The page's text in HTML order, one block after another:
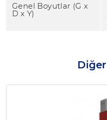
Genel Boyutlar (G x
D x Y)